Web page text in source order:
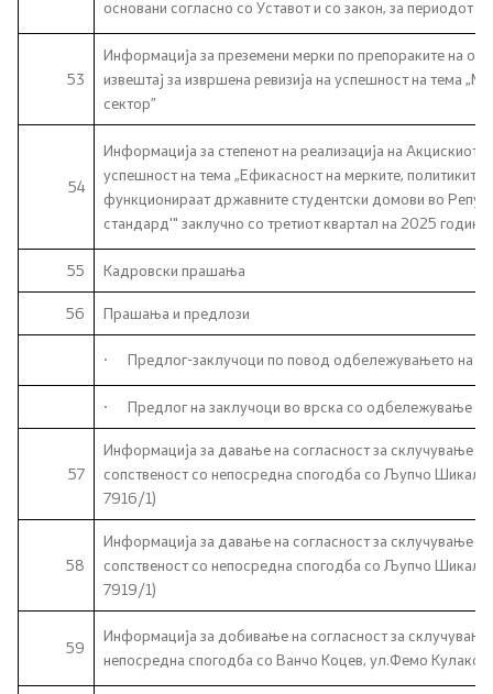
основани согласно со Уставот и со закон, за периодот
53
Информација за преземени мерки по препораките на
извештај за извршена ревизија на успешност на тема
сектор”
54
Информација за степенот на реализација на Акцискиот
успешност на тема „Ефикасност на мерките,
функционираат државните студентски домови во
стандард'" заклучно со третиот квартал на 2025 година
55 Кадровски прашања
56 Прашања и предлози
· Предлог-заклучоци по повод одбележувањето на
· Предлог на заклучоци во врска со одбележување на
57
Информација за давање на согласност за склучување
сопственост со непосредна спогодба со Љупчо
7916/1)
58
Информација за давање на согласност за склучување
сопственост со непосредна спогодба со Љупчо
7919/1)
59
Информација за добивање на согласност за
непосредна спогодба со Ванчо Коцев, ул.Фемо